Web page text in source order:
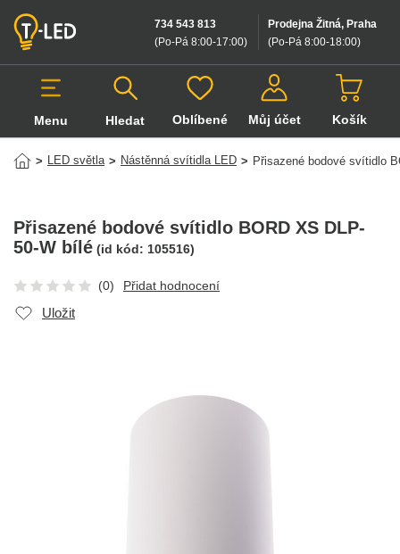
Prodejna Žitná, Praha
(Po-Pá 8:00-18:00)
734 543 813
(Po-Pá 8:00-17:00)
Menu Hledat
Hledat v produktech
Oblíbené Můj účet Košík
> LED světla > Nástěnná svítidla LED > Přisazené bodové svítidlo
Přisazené bodové svítidlo BORD XS DLP-
50-W bílé (id kód: 105516)
(0) Přidat hodnocení
Uložit